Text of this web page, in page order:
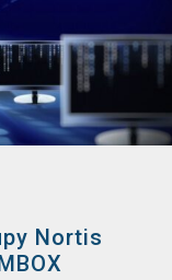
Nortis